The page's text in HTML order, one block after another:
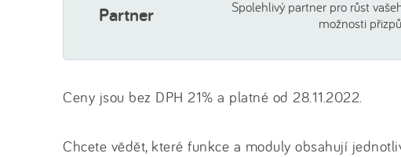
Partner
Spolehlivý partner pro růst
možnosti
Ceny jsou bez DPH 21% a platné od 28.11.2022.
Chcete vědět, které funkce a moduly obsahují